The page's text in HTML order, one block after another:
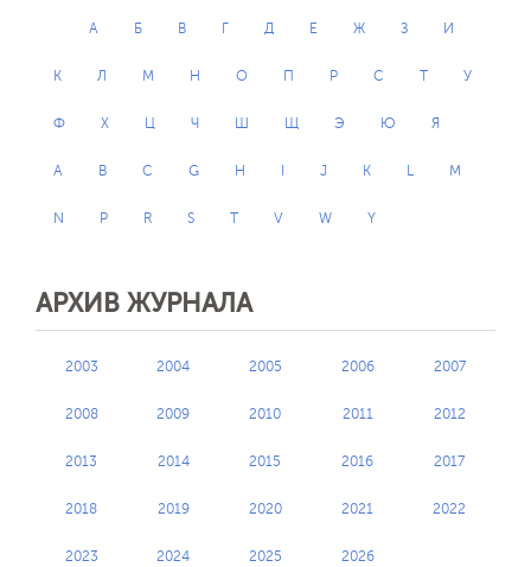
А Б В Г Д Е Ж З И
К Л М Н О П Р С Т У
Ф Х Ц Ч Ш Щ Э Ю Я
A B C G H J K L M
N P R S T V W Y
АРХИВ ЖУРНАЛА
2003 2004 2005 2006 2007
2008 2009 2010 2011 2012
2013 2014 2015 2016 2017
2018 2019 2020 2021 2022
2023 2024 2025 2026Обратная